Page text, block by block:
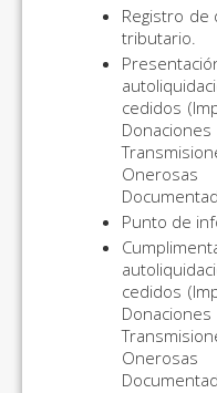
Registro de
tributario.
cedidos
Punto de
cedidos